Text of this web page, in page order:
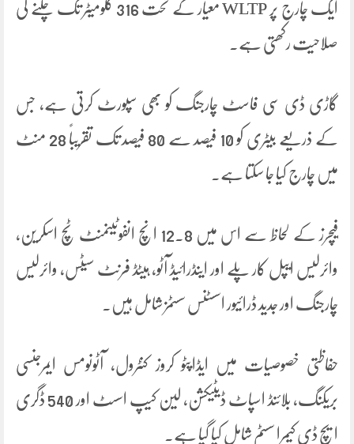
ایک چارج پر WLTP معیار کے تحت 316 کلومیٹر تک چلنے کی
صلاحیت رکھتی ہے۔
گاڑی ڈی سی فاسٹ چارجنگ کو بھی سپورٹ کرتی ہے، جس
کے ذریعے بیٹری کو 10 فیصد سے 80 فیصد تک تقریباً 28 منٹ
میں چارج کیا جا سکتا ہے۔
فیچرز کے لحاظ سے اس میں 12.8 انچ انفوٹینمنٹ ٹچ اسکرین،
وائرلیس ایپل کار پلے اور اینڈرائیڈ آٹو، ہیٹڈ فرنٹ سیٹس، وائرلیس
چارجنگ اور جدید ڈرائیور اسسٹنس سسٹمز شامل ہیں۔
حفاظتی خصوصیات میں ایڈاپٹو کروز کنٹرول، آٹونومس ایمرجنسی
بریکنگ، بلائنڈ اسپاٹ ڈیٹیکشن، لین کیپ اسسٹ اور 540 ڈگری
ایچ ڈی کیمرا سسٹم شامل کیا گیا ہے۔